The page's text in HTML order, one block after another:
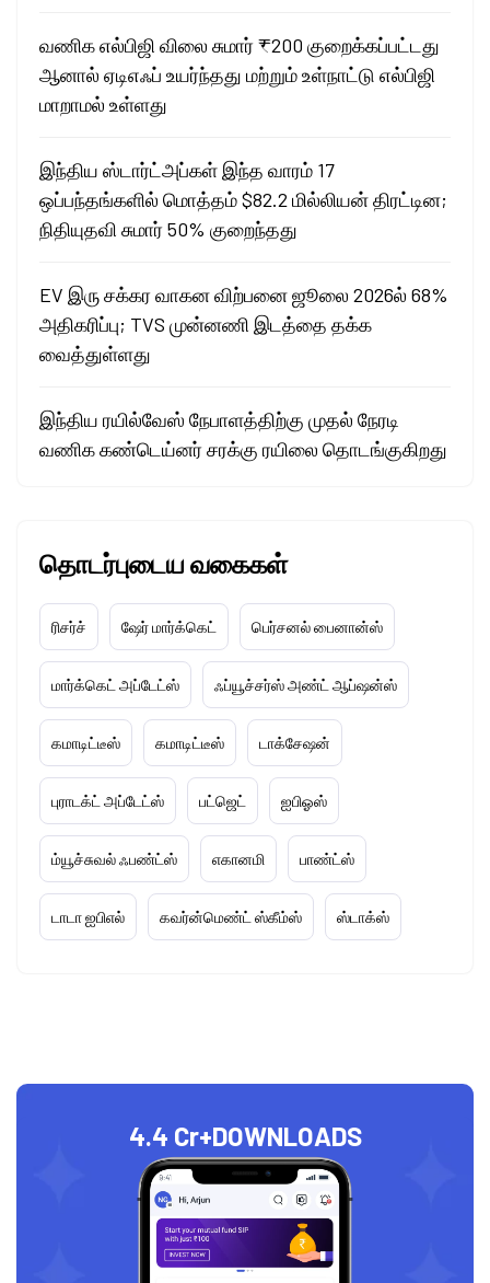
வணிக எல்பிஜி விலை சுமார் ₹200 குறைக்கப்பட்டது
ஆனால் ஏடிஎஃப் உயர்ந்தது மற்றும் உள்நாட்டு எல்பிஜி
மாறாமல் உள்ளது
இந்திய ஸ்டார்ட்அப்கள் இந்த வாரம் 17
ஒப்பந்தங்களில் மொத்தம் $82.2 மில்லியன் திரட்டின;
நிதியுதவி சுமார் 50% குறைந்தது
EV இரு சக்கர வாகன விற்பனை ஜூலை 2026ல் 68%
அதிகரிப்பு; TVS முன்னணி இடத்தை தக்க
வைத்துள்ளது
இந்திய ரயில்வேஸ் நேபாளத்திற்கு முதல் நேரடி
வணிக கண்டெய்னர் சரக்கு ரயிலை தொடங்குகிறது
தொடர்புடைய வகைகள்
ரிசர்ச் ஷேர் மார்க்கெட் பெர்சனல் பைனான்ஸ்
மார்க்கெட் அப்டேட்ஸ் ஃப்யூச்சர்ஸ் அண்ட் ஆப்ஷன்ஸ்
கமாடிட்டீஸ் கமாடிட்டீஸ் டாக்சேஷன்
புராடக்ட் அப்டேட்ஸ் பட்ஜெட் ஐபிஓஸ்
ம்யூச்சுவல் ஃபண்ட்ஸ் எகானமி பாண்ட்ஸ்
டாடா ஐபிஎல் கவர்ன்மெண்ட் ஸ்கீம்ஸ் ஸ்டாக்ஸ்
4.4 Cr+DOWNLOADS